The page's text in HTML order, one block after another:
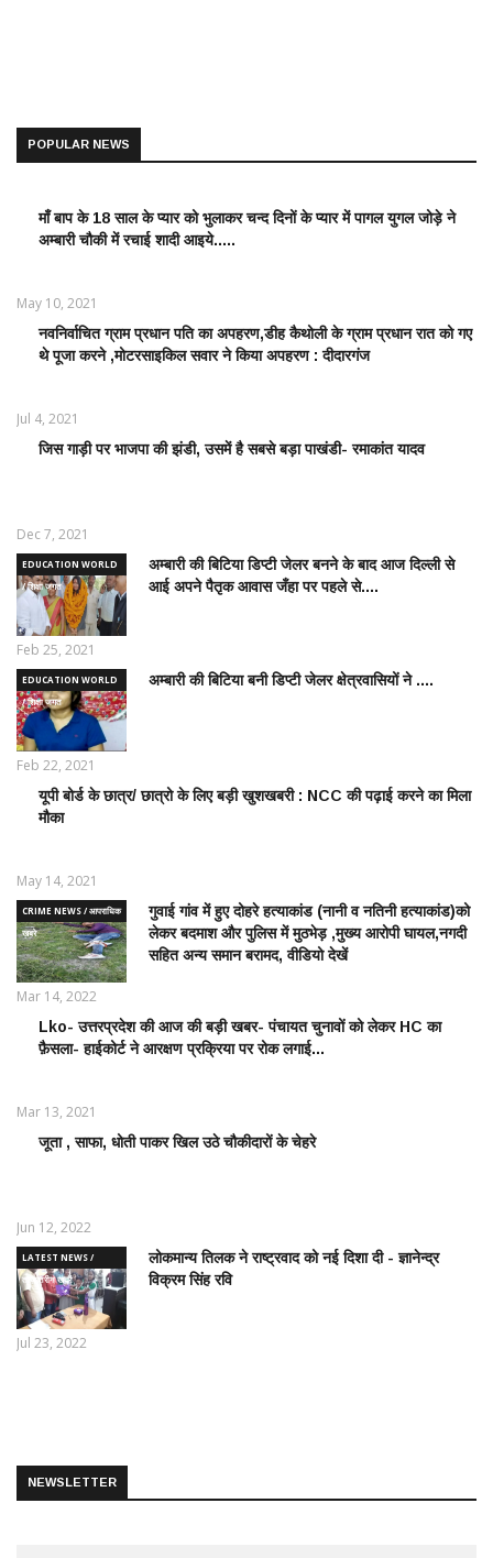
POPULAR NEWS
LATEST
NEWS /
माँ बाप के 18 साल के प्यार को भुलाकर चन्द दिनों के प्यार में पागल युगल जोड़े ने
अम्बारी चौकी में रचाई शादी आइये.....
May 10, 2021
LATEST
NEWS /
नवनिर्वाचित ग्राम प्रधान पति का अपहरण,डीह कैथोली के ग्राम प्रधान रात को गए
थे पूजा करने ,मोटरसाइकिल सवार ने किया अपहरण : दीदारगंज
Jul 4, 2021
LATEST
जिस गाड़ी पर भाजपा की झंडी, उसमें है सबसे बड़ा पाखंडी- रमाकांत यादव
Dec 7, 2021
EDUCATION WORLD
/ शिक्षा जगत
अम्बारी की बिटिया डिप्टी जेलर बनने के बाद आज दिल्ली से
आई अपने पैतृक आवास जँहा पर पहले से....
Feb 25, 2021
EDUCATION WORLD
/ शिक्षा जगत
अम्बारी की बिटिया बनी डिप्टी जेलर क्षेत्रवासियों ने ....
Feb 22, 2021
EDUCATION
WORLD /
यूपी बोर्ड के छात्र/ छात्रो के लिए बड़ी खुशखबरी : NCC की पढ़ाई करने का मिला
मौका
May 14, 2021
CRIME NEWS / आपराधिक
ख़बरे
गुवाई गांव में हुए दोहरे हत्याकांड (नानी व नतिनी हत्याकांड)को
लेकर बदमाश और पुलिस में मुठभेड़ ,मुख्य आरोपी घायल,नगदी
सहित अन्य समान बरामद, वीडियो देखें
Mar 14, 2022
POLITICS
NEWS /
Lko- उत्तरप्रदेश की आज की बड़ी खबर- पंचायत चुनावों को लेकर HC का
फ़ैसला- हाईकोर्ट ने आरक्षण प्रक्रिया पर रोक लगाई...
Mar 13, 2021
LATEST
जूता , साफा, धोती पाकर खिल उठे चौकीदारों के चेहरे
Jun 12, 2022
LATEST NEWS /
ताज़ातरीन खबरें
लोकमान्य तिलक ने राष्ट्रवाद को नई दिशा दी - ज्ञानेन्द्र
विक्रम सिंह रवि
Jul 23, 2022
NEWSLETTER